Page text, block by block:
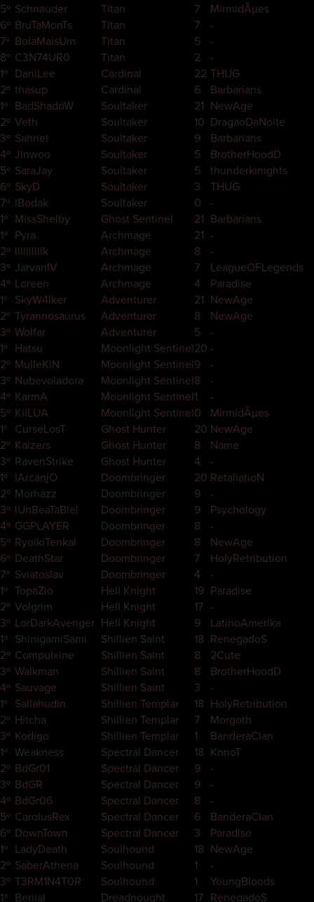
5º Schnauder Titan 7
MirmidÃµes
6º BruTaMonTs Titan 7
-
7º BolaMaisUm Titan 5
-
8º C3N74UR0 Titan 2
-
1º DaniLee Cardinal 22 THUG
2º thasup Cardinal 6
Barbarians
1º BadShadoW Soultaker 21 NewAge
2º Veth Soultaker 10 DragaoDaNoite
3º Sahriel Soultaker 9
Barbarians
4º Jlnwoo Soultaker 5
BrotherHoodD
5º SaraJay Soultaker 5
thunderkinights
6º SkyD Soultaker 3
THUG
7º lBodak Soultaker 0
-
1º MissShelby Ghost Sentinel 21 Barbarians
1º Pyra Archmage 21 -
2º llllllllllk Archmage 8
-
3º JarvanIV Archmage 7
LeagueOFLegends
4º Loreen Archmage 4
Paradise
1º SkyW4lker Adventurer 21 NewAge
2º Tyrannosaurus Adventurer 8
NewAge
3º Wolfar Adventurer 5
-
1º Hatsu Moonlight Sentinel20 -
2º MulleKiN Moonlight Sentinel9
-
3º Nubevoladora Moonlight Sentinel8
-
4º KarmA Moonlight Sentinel1
-
5º KiiLUA Moonlight Sentinel0
MirmidÃµes
1º CurseLosT Ghost Hunter 20 NewAge
2º Kaizers Ghost Hunter 8
Name
3º RavenStrike Ghost Hunter 4
-
1º lArcanjO Doombringer 20 RetaliatioN
2º Morhazz Doombringer 9
-
3º lUnBeaTaBlel Doombringer 9
Psychology
4º GGPLAYER Doombringer 8
-
5º RyoikiTenkai Doombringer 8
NewAge
6º DeathStar Doombringer 7
HolyRetribution
7º Sviatoslav Doombringer 4
-
1º TopaZio Hell Knight 19 Paradise
2º Volgrim Hell Knight 17 -
3º LorDarkAvenger Hell Knight 9
LatinoAmerika
1º ShinigamiSami Shillien Saint 18 RenegadoS
2º Compulxine Shillien Saint 8
2Cute
3º Walkman Shillien Saint 8
BrotherHoodD
4º Sauvage Shillien Saint 3
-
1º Sallahudin Shillien Templar 18 HolyRetribution
2º Hitcha Shillien Templar 7
Morgoth
3º Kodigo Shillien Templar 1
BanderaClan
1º Weakness Spectral Dancer 18 KnnoT
2º BdGr01 Spectral Dancer 9
-
3º BdGR Spectral Dancer 9
-
4º BdGr06 Spectral Dancer 8
-
5º CarolusRex Spectral Dancer 6
BanderaClan
6º DownTown Spectral Dancer 3
Paradise
1º LadyDeath Soulhound 18 NewAge
2º SaberAthena Soulhound 1
-
3º T3RM1N4T0R Soulhound 1
YoungBloods
1º Beriial Dreadnought 17 RenegadoS